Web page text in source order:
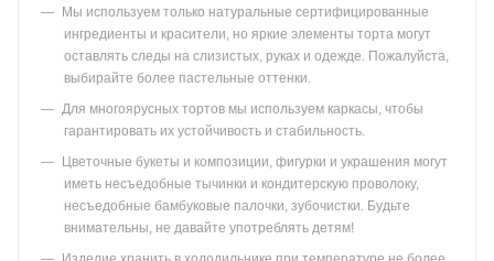
Мы используем только натуральные сертифицированные
ингредиенты и красители, но яркие элементы торта могут
оставлять следы на слизистых, руках и одежде. Пожалуйста,
выбирайте более пастельные оттенки.
Для многоярусных тортов мы используем каркасы, чтобы
гарантировать их устойчивость и стабильность.
Цветочные букеты и композиции, фигурки и украшения могут
иметь несъедобные тычинки и кондитерскую проволоку,
несъедобные бамбуковые палочки, зубочистки. Будьте
внимательны, не давайте употреблять детям!